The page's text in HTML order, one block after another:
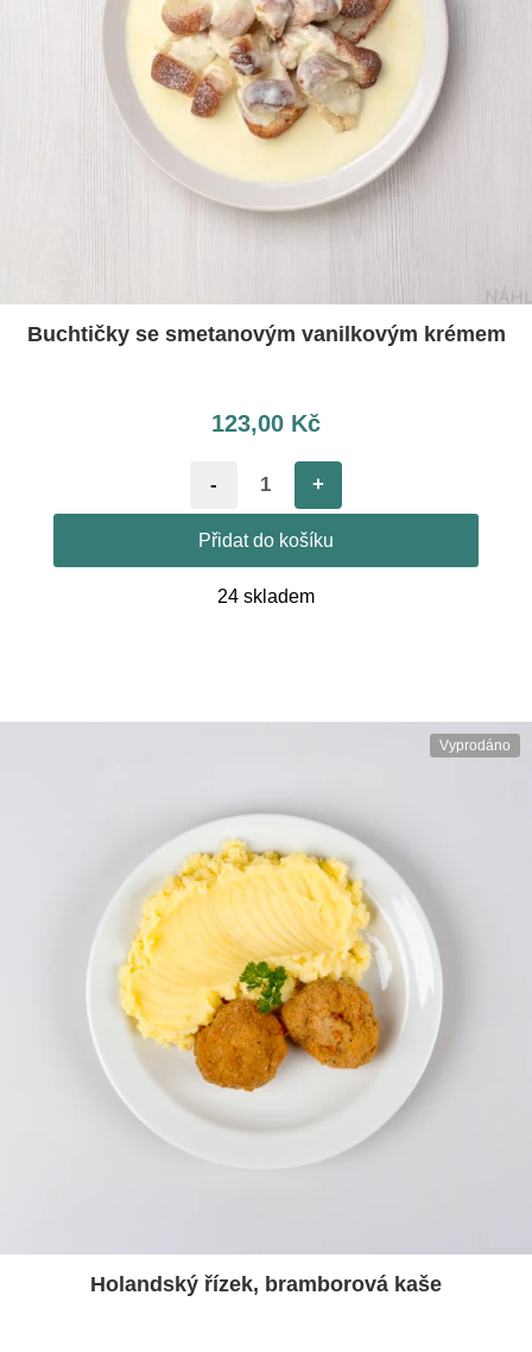
Buchtičky se smetanovým vanilkovým krémem
123,00 Kč
- +
Přidat do košíku
24 skladem
Vyprodáno
Holandský řízek, bramborová kaše